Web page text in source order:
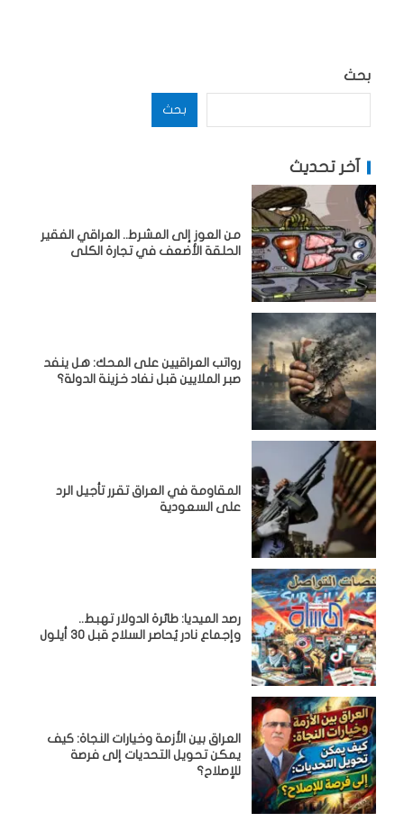
بحث
بحث
آخر تحديث
من العوز إلى المشرط.. العراقي الفقير
الحلقة الأضعف في تجارة الكلى
رواتب العراقيين على المحك: هل ينفد
صبر الملايين قبل نفاد خزينة الدولة؟
المقاومة في العراق تقرر تأجيل الرد
على السعودية
رصد الميديا: طائرة الدولار تهبط..
وإجماع نادر يُحاصر السلاح قبل 30 أيلول
العراق بين الأزمة وخيارات النجاة: كيف
يمكن تحويل التحديات إلى فرصة
للإصلاح؟